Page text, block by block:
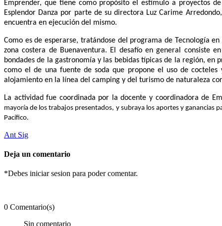
Emprender, que tiene como propósito el estímulo a proyectos
Esplendor Danza por parte de su directora Luz Carime
encuentra en ejecución del mismo.
Como es de esperarse, tratándose del programa de Tecnología
zona costera de Buenaventura. El desafío en general consiste
bondades de la gastronomía y las bebidas típicas de la región, en
como el de una fuente de soda que propone el uso de
alojamiento en la línea del camping y del turismo de naturaleza
La actividad fue coordinada por la docente y coordinadora de
mayoría de los trabajos presentados, y subraya los aportes y ganancias
Pacífico.
Ant Sig
Deja un comentario
*Debes iniciar sesion para poder comentar.
0 Comentario(s)
Sin comentario